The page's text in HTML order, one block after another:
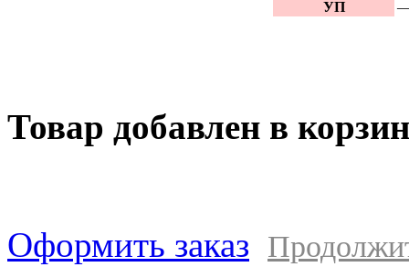
УП
—
Товар добавлен в
Оформить заказ